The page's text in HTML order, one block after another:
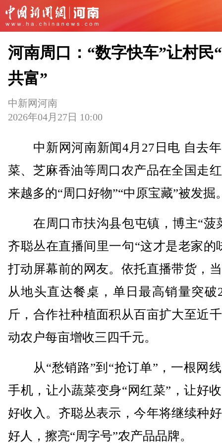
河南周口：“数字快车”让村民
共富”
中新网河南
2026年04月27日 10:00
中新网河南新闻4月27日电 自去年
菜、芝麻香油等周口农产品在全国走
来越多的“周口好物”“中原宝藏”被发掘
在周口市扶沟县包屯镇，博主“菠
齐聪丛在直播间里一句“这才是老家的
打动屏幕前的网友。依托直播带货，
从地头直达餐桌，单日最高销量突破
斤，合作社种植面积从百亩扩大至近
动农户每亩增收三四千元。
从“愁销路”到“抢订单”，一根网
手机，让小蔬菜变身“网红菜”，让好
好收入。齐聪丛表示，今年将继续种
好人，擦亮“周字号”农产品品牌。